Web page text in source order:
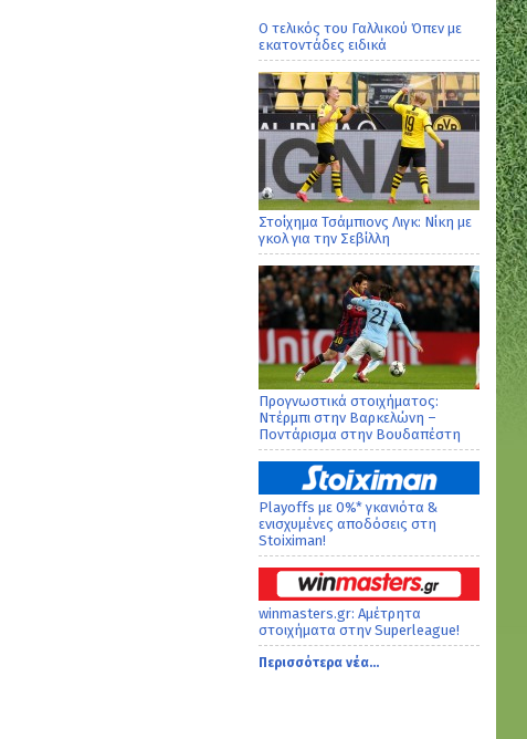
Ο τελικός του Γαλλικού Όπεν με
εκατοντάδες ειδικά
Στοίχημα Τσάμπιονς Λιγκ: Νίκη με
γκολ για την Σεβίλλη
Προγνωστικά στοιχήματος:
Ντέρμπι στην Βαρκελώνη –
Ποντάρισμα στην Βουδαπέστη
Playoffs με 0%* γκανιότα &
ενισχυμένες αποδόσεις στη
Stoiximan!
winmasters.gr: Αμέτρητα
στοιχήματα στην Superleague!
Περισσότερα νέα...